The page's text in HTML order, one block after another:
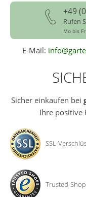
+49
Rufen
Mo bis
E-Mail:
Sicher einkaufen bei
Ihre positive
SSL-
Trusted-